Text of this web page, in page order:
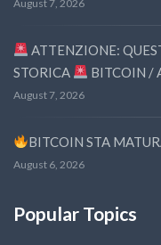
August 7, 2026
ATTENZIONE:
STORICA
BITCOIN /
August 7, 2026
BITCOIN STA
August 6, 2026
Popular Topics